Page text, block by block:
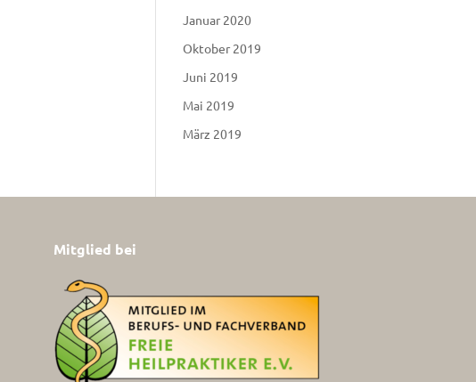
Januar 2020
Oktober 2019
Juni 2019
Mai 2019
März 2019
Mitglied bei